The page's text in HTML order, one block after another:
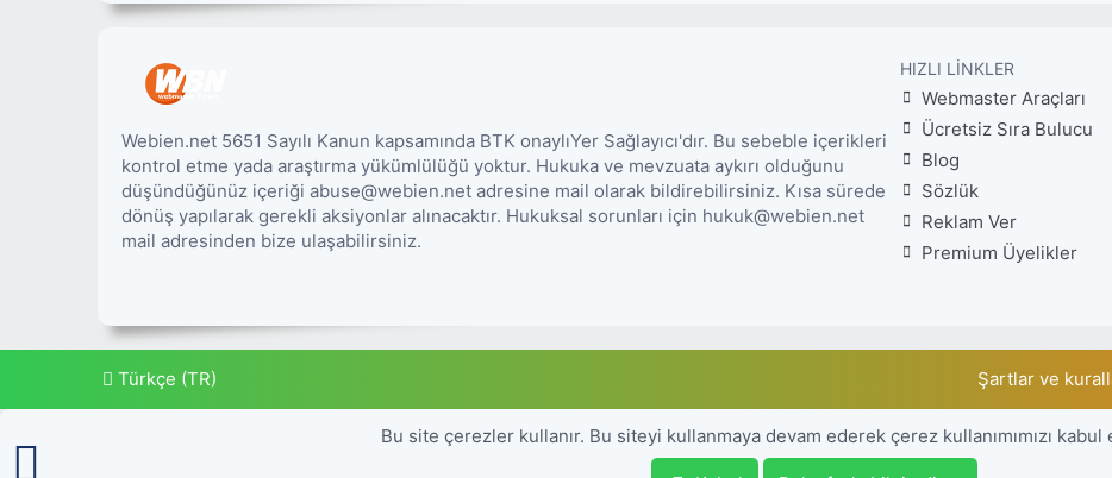
Webien.net 5651 Sayılı Kanun kapsamında BTK onaylıYer Sağlayıcı'dır. Bu sebeble içerikleri
kontrol etme yada araştırma yükümlülüğü yoktur. Hukuka ve mevzuata aykırı olduğunu
düşündüğünüz içeriği abuse@webien.net adresine mail olarak bildirebilirsiniz. Kısa sürede
dönüş yapılarak gerekli aksiyonlar alınacaktır. Hukuksal sorunları için hukuk@webien.net
mail adresinden bize ulaşabilirsiniz.
HIZLI LINKLER
Webmaster Araçları
Ücretsiz Sıra Bulucu
Blog
Sözlük
Reklam Ver
Premium Üyelikler
Türkçe (TR) Şartlar ve
Bu site çerezler kullanır. Bu siteyi kullanmaya devam ederek çerez kullanımımızı